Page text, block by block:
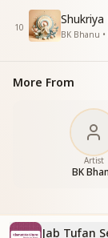
10
Shukriya
BK Bhanu •
More From
Artist
BK
Jab Tufan